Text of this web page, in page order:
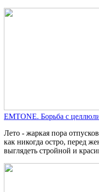
EMTONE. Борьба с
Лето - жаркая пора
как никогда остро, перед
выглядеть стройной и